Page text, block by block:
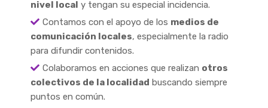
nivel local y tengan su especial incidencia.
Contamos con el apoyo de los medios de
comunicación locales, especialmente la radio
para difundir contenidos.
Colaboramos en acciones que realizan otros
colectivos de la localidad buscando siempre
puntos en común.